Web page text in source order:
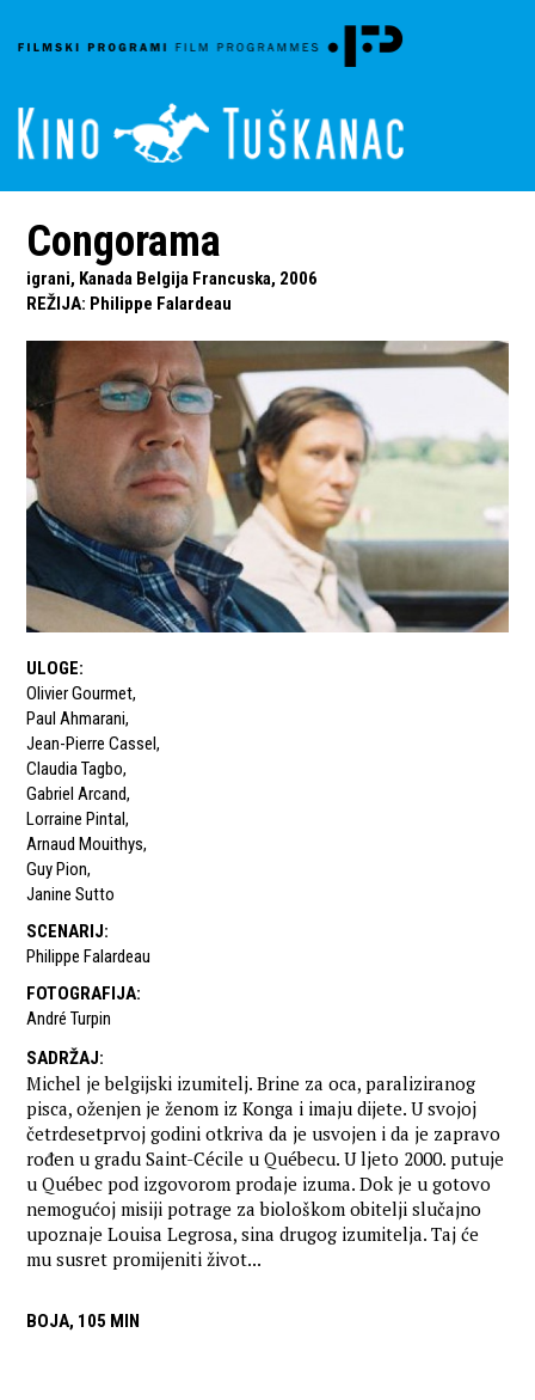
Congorama
igrani, Kanada Belgija Francuska, 2006
REŽIJA: Philippe Falardeau
ULOGE:
Olivier Gourmet,
Paul Ahmarani,
Jean-Pierre Cassel,
Claudia Tagbo,
Gabriel Arcand,
Lorraine Pintal,
Arnaud Mouithys,
Guy Pion,
Janine Sutto
SCENARIJ:
Philippe Falardeau
FOTOGRAFIJA:
André Turpin
SADRŽAJ:
Michel je belgijski izumitelj. Brine za oca, paraliziranog
pisca, oženjen je ženom iz Konga i imaju dijete. U svojoj
četrdesetprvoj godini otkriva da je usvojen i da je zapravo
rođen u gradu Saint-Cécile u Québecu. U ljeto 2000. putuje
u Québec pod izgovorom prodaje izuma. Dok je u gotovo
nemogućoj misiji potrage za biološkom obitelji slučajno
upoznaje Louisa Legrosa, sina drugog izumitelja. Taj će
mu susret promijeniti život...
BOJA, 105 MIN